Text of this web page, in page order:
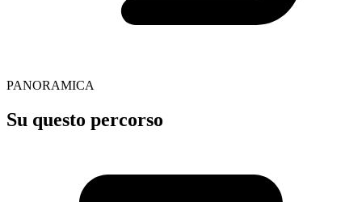
PANORAMICA
Su questo percorso